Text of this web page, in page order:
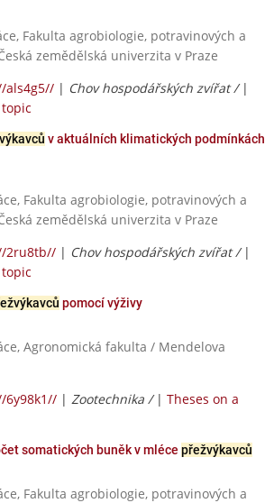
Fakulta agrobiologie, potravinových a
zemědělská univerzita v Praze
als4g5// | Chov hospodářských zvířat / |
v aktuálních klimatických podmínkách
Fakulta agrobiologie, potravinových a
zemědělská univerzita v Praze
2ru8tb// | Chov hospodářských zvířat / |
pomocí výživy
Agronomická fakulta / Mendelova
6y98k1// | Zootechnika / | Theses on a
somatických buněk v mléce přežvýkavců
Fakulta agrobiologie, potravinových a